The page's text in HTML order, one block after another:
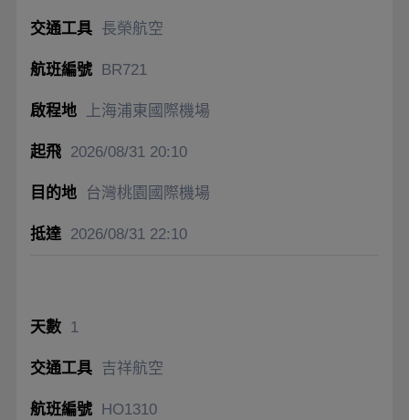
長榮航空
BR721
上海浦東國際機場
2026/08/3120:10
台灣桃園國際機場
2026/08/3122:10
1
吉祥航空
HO1310